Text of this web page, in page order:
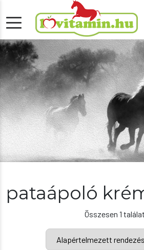
pataápoló
Összesen 1 találat